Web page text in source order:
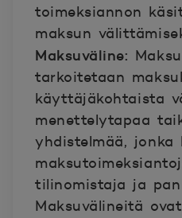
toimeksiannon
maksun
Maksuväline:
tarkoitetaan
käyttäjäkohtaista
menettelytapaa
yhdistelmää, jonka
tilinomistaja ja
Maksuvälineitä